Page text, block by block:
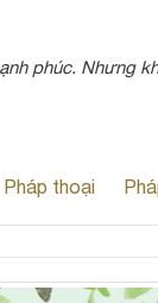
phúc. Nhưng
Pháp thoại